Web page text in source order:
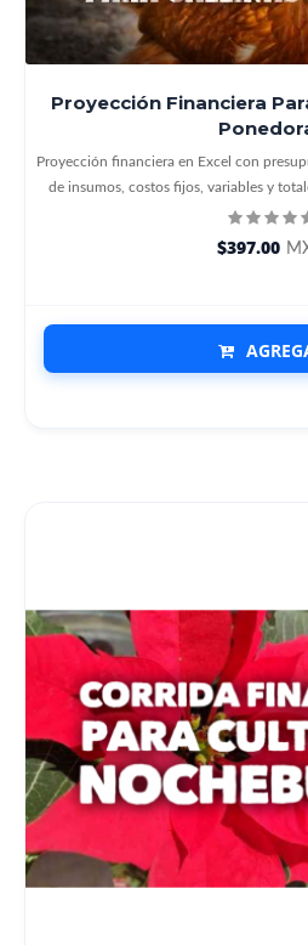
Proyección Financiera
Proyección financiera en Excel con
de insumos, costos fijos, variables y
$397.00